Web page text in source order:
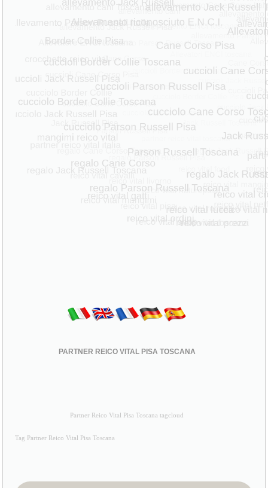
PARTNER REICO VITAL PISA TOSCANA
Partner Reico Vital Pisa Toscana tagcloud
Tag Partner Reico Vital Pisa Toscana